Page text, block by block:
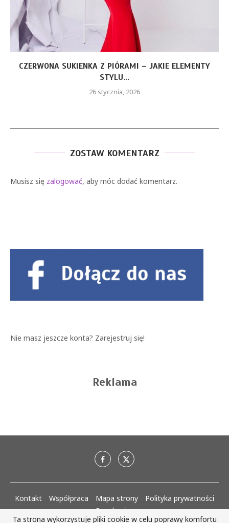
CZERWONA SUKIENKA Z PIÓRAMI – JAKIE ELEMENTY
STYLU...
26 stycznia, 2026
ZOSTAW KOMENTARZ
Musisz się zalogować, aby móc dodać komentarz.
Nie masz jeszcze konta? Zarejestruj się!
Reklama
Kontakt Współpraca Mapa strony
Polityka prywatności
Regulaminy
Ta strona wykorzystuje pliki cookie w celu poprawy komfortu